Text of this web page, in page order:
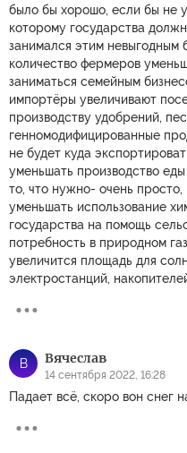
было бы хорошо, если бы не
которому государства
занимался этим невыгодным
количество фермеров
заниматься семейным
импортёры увеличивают
производству удобрений,
генномодифицированные
не будет куда
уменьшать производство
то, что нужно- очень
уменьшать использование
государства на помощь
потребность в природном
увеличится площадь для
электростанций,
В Вячеслав
14 сентября 2022, 16:28
Падает всё, скоро вон снег